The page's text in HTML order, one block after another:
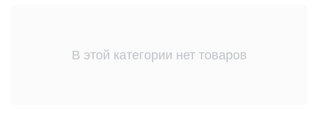
В этой категории нет товаров